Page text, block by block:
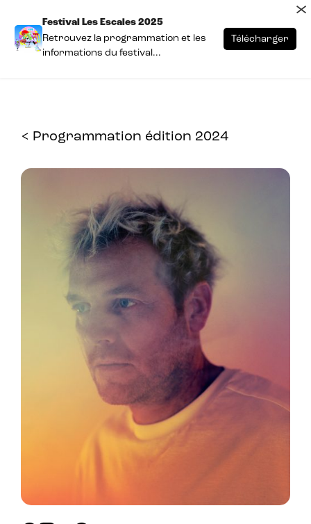
< Programmation édition 2024
Festival Les Escales 2025
Retrouvez la programmation et les
informations du festival...
Télécharger
×